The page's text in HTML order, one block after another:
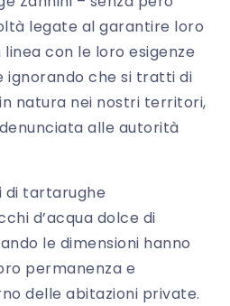
legate al garantire loro
con le loro esigenze
ignorando che si tratti di
natura nei nostri territori,
alle autorità
di tartarughe
d’acqua dolce di
le dimensioni hanno
permanenza e
delle abitazioni private.